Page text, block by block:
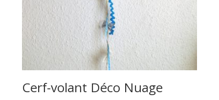
Cerf-volant Déco Nuage